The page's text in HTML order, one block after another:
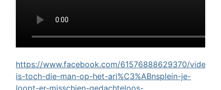
https://www.facebook.com/61576888629370/videos/
is-toch-die-man-op-het-ari%C3%ABnsplein-je-
loopt-er-misschien-gedachteloos-